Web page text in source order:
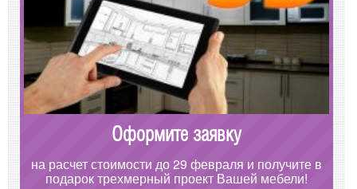
Оформите заявку
на расчет стоимости до 29 февраля и получите в
подарок трехмерный проект Вашей мебели!